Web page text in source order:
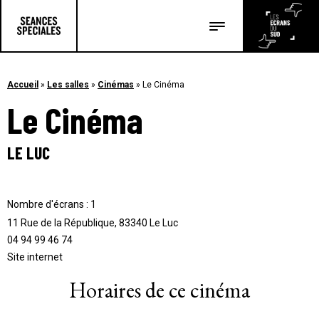
Les articles
Accueil » Les salles » Cinémas » Le Cinéma
Le Cinéma
LE LUC
Nombre d'écrans : 1
11 Rue de la République, 83340 Le Luc
04 94 99 46 74
Site internet
Horaires de ce cinéma